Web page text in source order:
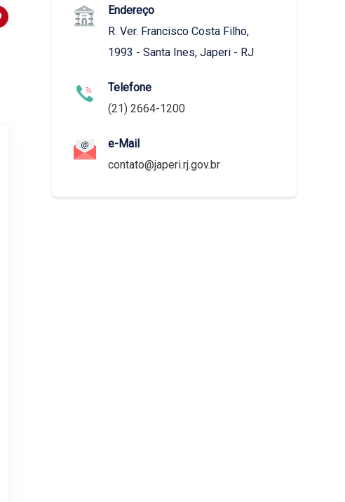
Endereço
R. Ver. Francisco Costa Filho,
1993 - Santa Ines, Japeri - RJ
Telefone
(21) 2664-1200
e-Mail
contato@japeri.rj.gov.br